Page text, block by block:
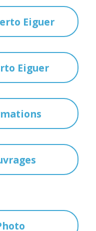
Eiguer
Eiguer